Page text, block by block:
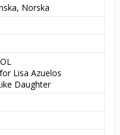
Norska
Lisa Azuelos
Daughter